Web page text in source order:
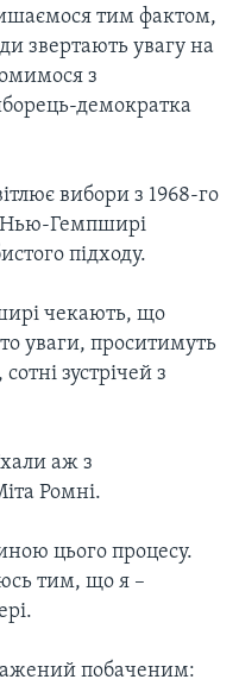
тим фактом,
звертають увагу на
з
демократка
вибори з 1968-го
Нью-Гемпширі
підходу.
чекають, що
уваги, проситимуть
зустрічей з
аж з
Ромні.
цього процесу.
тим, що я –
побаченим: